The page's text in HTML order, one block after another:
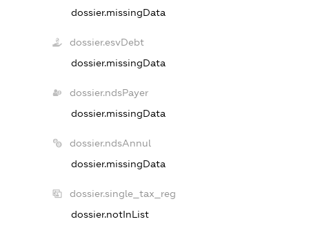
dossier.missingData
dossier.esvDebt
dossier.missingData
dossier.ndsPayer
dossier.missingData
dossier.ndsAnnul
dossier.missingData
dossier.single_tax_reg
dossier.notInList